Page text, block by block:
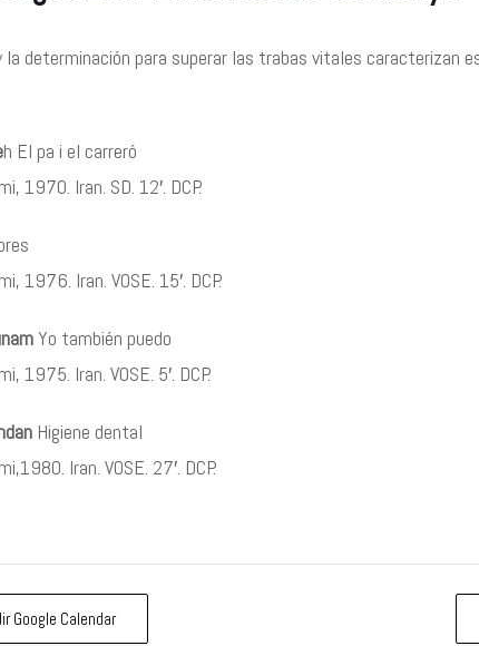
la determinación para superar las trabas vitales caracterizan
h El pa i el carreró
1970. Iran. SD. 12′. DCP.
1976. Iran. VOSE. 15′. DCP.
Yo también puedo
1975. Iran. VOSE. 5′. DCP.
Higiene dental
Iran. VOSE. 27′. DCP.
Google Calendar